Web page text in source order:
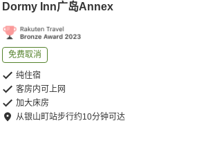
Dormy Inn广岛Annex
免费取消
纯住宿
客房内可上网
加大床房
从银山町站步行约10分钟可达